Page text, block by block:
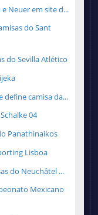
Neuer em site d...
do Sant
do Sevilla Atlético
define camisa da...
04
Panathinaikos
Lisboa
do Neuchâtel ...
Mexicano